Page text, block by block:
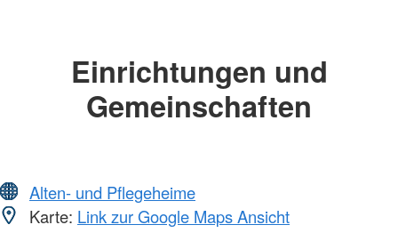
Einrichtungen und
Gemeinschaften
Alten- und Pflegeheime
Karte: Link zur Google Maps Ansicht